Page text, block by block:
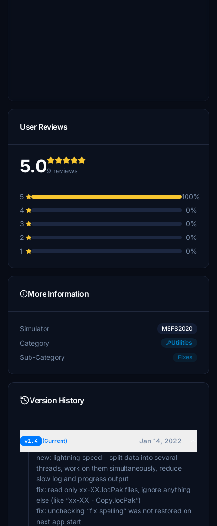
User Reviews
5.09 reviews
5
100%
4
0%
3
0%
2
0%
1
0%
More Information
Simulator MSFS2020
Category Utilities
Sub-Category Fixes
Version History
v1.4 (Current)
Jan 14, 2022
new: lightning speed – split data into sevaral
threads, work on them simultaneously, reduce
slow log and progress output
fix: read only xx-XX.locPak files, ignore anything
else (like “xx-XX - Copy.locPak”)
fix: unchecking “fix spelling” was not restored on